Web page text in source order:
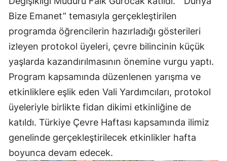
Bize Emanet” temasıyla gerçekleştirilen
programda öğrencilerin hazırladığı gösterileri
izleyen protokol üyeleri, çevre bilincinin küçük
yaşlarda kazandırılmasının önemine vurgu yaptı.
Program kapsamında düzenlenen yarışma ve
etkinliklere eşlik eden Vali Yardımcıları, protokol
üyeleriyle birlikte fidan dikimi etkinliğine de
katıldı. Türkiye Çevre Haftası kapsamında ilimiz
genelinde gerçekleştirilecek etkinlikler hafta
boyunca devam edecek.